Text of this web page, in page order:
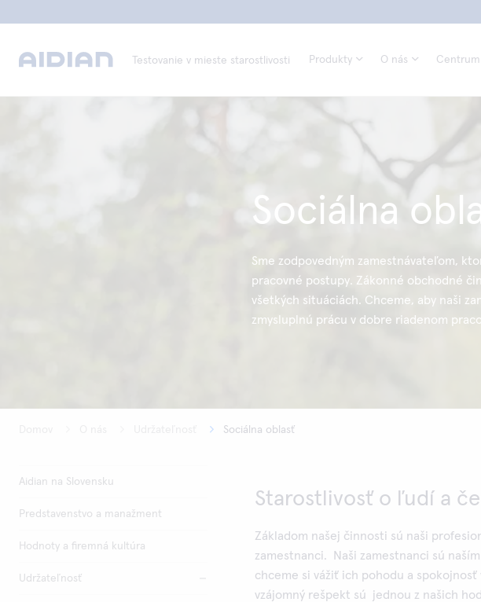
Testovanie v mieste starostlivosti Produkty O nás
Sociálna
Sme zodpovedným zamestnávateľom,
pracovné postupy. Zákonné obchodné
všetkých situáciách. Chceme, aby naši
zmysluplnú prácu v dobre riadenom
Sociálna oblasť
Aidian na Slovensku
Predstavenstvo a manažment
Hodnoty a firemná kultúra
Udržateľnosť
Starostlivosť o ľudí a
Základom našej činnosti sú naši
zamestnanci. Naši zamestnanci sú
chceme si vážiť ich pohodu a spokojnosť
vzájomný rešpekt sú jednou z našich